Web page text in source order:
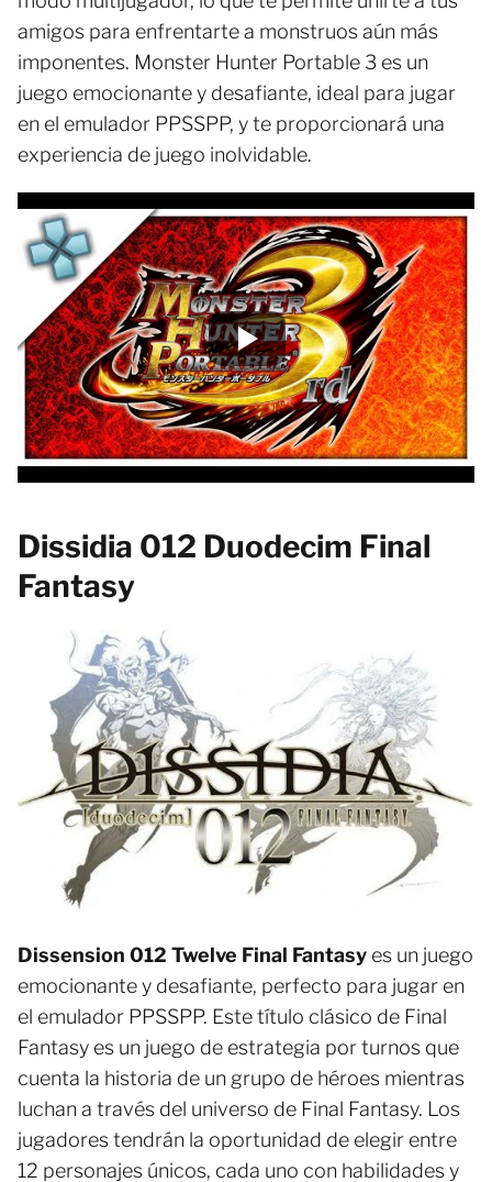
amigos para enfrentarte a monstruos aún más
imponentes. Monster Hunter Portable 3 es un
juego emocionante y desafiante, ideal para jugar
en el emulador PPSSPP, y te proporcionará una
experiencia de juego inolvidable.
Dissidia 012 Duodecim Final
Fantasy
Dissension 012 Twelve Final Fantasy es un juego
emocionante y desafiante, perfecto para jugar en
el emulador PPSSPP. Este título clásico de Final
Fantasy es un juego de estrategia por turnos que
cuenta la historia de un grupo de héroes mientras
luchan a través del universo de Final Fantasy. Los
jugadores tendrán la oportunidad de elegir entre
12 personajes únicos, cada uno con habilidades y